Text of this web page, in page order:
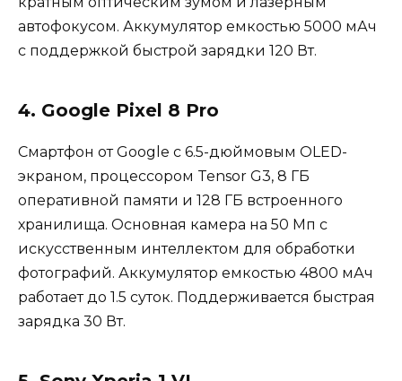
автофокусом. Аккумулятор емкостью 5000 мАч
с поддержкой быстрой зарядки 120 Вт.
4. Google Pixel 8 Pro
Смартфон от Google с 6.5-дюймовым OLED-
экраном, процессором Tensor G3, 8 ГБ
оперативной памяти и 128 ГБ встроенного
хранилища. Основная камера на 50 Мп с
искусственным интеллектом для обработки
фотографий. Аккумулятор емкостью 4800 мАч
работает до 1.5 суток. Поддерживается быстрая
зарядка 30 Вт.